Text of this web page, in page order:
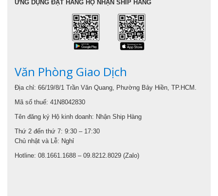
ỨNG DỤNG ĐẶT HÀNG HỘ NHẬN SHIP HÀNG
Văn Phòng Giao Dịch
Địa chỉ: 66/19/8/1 Trần Văn Quang, Phường Bảy Hiền, TP.HCM.
Mã số thuế: 41N8042830
Tên đăng ký Hộ kinh doanh: Nhận Ship Hàng
Thứ 2 đến thứ 7: 9:30 – 17:30
Chủ nhật và Lễ: Nghỉ
Hotline: 08.1661.1688 – 09.8212.8029 (Zalo)